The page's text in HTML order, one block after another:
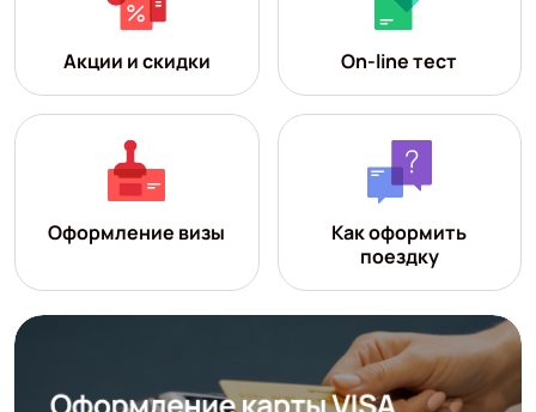
Акции и скидки On-line тест
Оформление визы
Как оформить
поездку